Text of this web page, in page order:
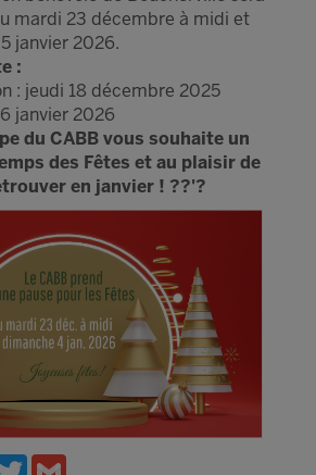
mardi 23 décembre à midi et
janvier 2026.
:
: jeudi 18 décembre 2025
janvier 2026
du CABB vous souhaite un
des Fêtes et au plaisir de
en janvier ! ??'?
Twitter